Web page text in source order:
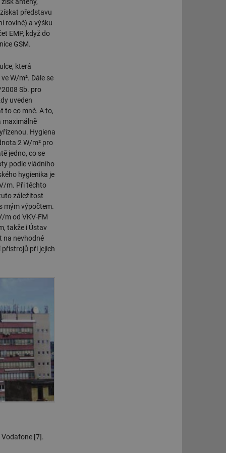
představu
rovině) a výšku
EMP, když do
GSM.
která
ve W/m². Dále se
Sb. pro
uveden
to co mně. A to,
maximálně
Hygiena
2 W/m² pro
jedno, co se
podle vládního
hygienika je
m. Při těchto
záležitost
mým výpočtem.
m od VKV-FM
takže i Ústav
na nevhodné
při jejich
[7].
session uživatele
Neobsahuje
session uživatele
Hotjar
vzorkování dat
webu
uživatelských
Airtable, k
v těchto
session uživatele
session uživatele
mohl sledovat
Neobsahuje
session uživatele
Hotjar
webu
session uživatele
session uživatele
informoval Hotjar
dat
webu
používajícím
a kódu na
nezbytně
fungovat správně.